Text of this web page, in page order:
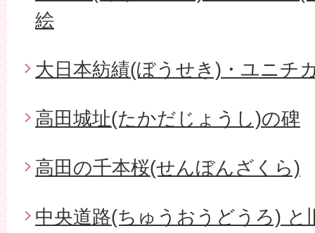
絵
大日本紡績(ぼうせき)・ユニチ
高田城址(たかだじょうし)の碑
高田の千本桜(せんぼんざくら)
中央道路(ちゅうおうどうろ) と